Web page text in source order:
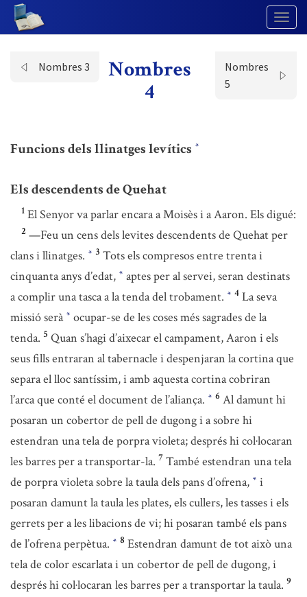
Nombres 3
Nombres
4
Nombres
5
Funcions dels llinatges levítics *
Els descendents de Quehat
1 El Senyor va parlar encara a Moisès i a Aaron. Els digué:
2 —Feu un cens dels levites descendents de Quehat per
clans i llinatges. * 3 Tots els compresos entre trenta i
cinquanta anys d’edat, * aptes per al servei, seran destinats
a complir una tasca a la tenda del trobament. * 4 La seva
missió serà * ocupar-se de les coses més sagrades de la
tenda. 5 Quan s’hagi d’aixecar el campament, Aaron i els
seus fills entraran al tabernacle i despenjaran la cortina que
separa el lloc santíssim, i amb aquesta cortina cobriran
l’arca que conté el document de l’aliança. * 6 Al damunt hi
posaran un cobertor de pell de dugong i a sobre hi
estendran una tela de porpra violeta; després hi col·locaran
les barres per a transportar-la. 7 També estendran una tela
de porpra violeta sobre la taula dels pans d’ofrena, * i
posaran damunt la taula les plates, els cullers, les tasses i els
gerrets per a les libacions de vi; hi posaran també els pans
de l’ofrena perpètua. * 8 Estendran damunt de tot això una
tela de color escarlata i un cobertor de pell de dugong, i
després hi col·locaran les barres per a transportar la taula. 9